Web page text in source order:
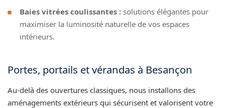
Baies vitrées coulissantes : solutions élégantes pour
maximiser la luminosité naturelle de vos espaces
intérieurs.
Portes, portails et vérandas à Besançon
Au-delà des ouvertures classiques, nous installons des
aménagements extérieurs qui sécurisent et valorisent votre